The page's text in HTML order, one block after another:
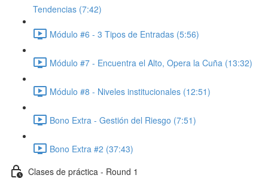
Tendencias (7:42)
Módulo #6 - 3 Tipos de Entradas (5:56)
Módulo #7 - Encuentra el Alto, Opera la Cuña (13:32)
Módulo #8 - Niveles institucionales (12:51)
Bono Extra - Gestión del Riesgo (7:51)
Bono Extra #2 (37:43)
Clases de práctica - Round 1